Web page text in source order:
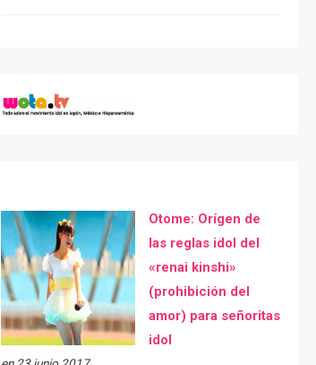
Otome: Orígen de
las reglas idol del
«renai kinshi»
(prohibición del
amor) para señoritas
idol